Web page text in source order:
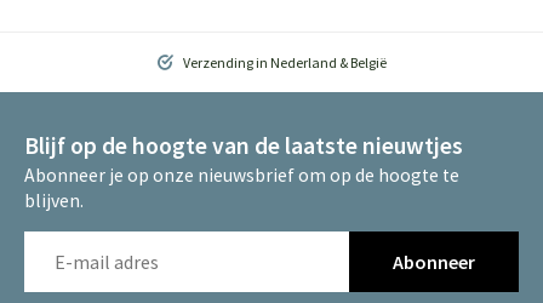
Verzending in Nederland & België
Blijf op de hoogte van de laatste nieuwtjes
Abonneer je op onze nieuwsbrief om op de hoogte te
blijven.
Abonneer